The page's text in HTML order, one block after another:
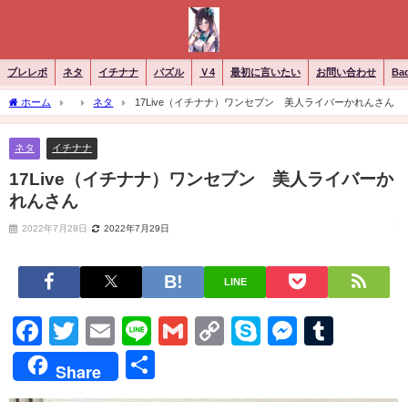
ブレレボ ネタ イチナナ パズル Ｖ4 最初に言いたい お問い合わせ
ホーム ネタ 17Live（イチナナ）ワンセブン 美人ライバーかれんさん
ネタ イチナナ
17Live（イチナナ）ワンセブン 美人ライバーか
れんさん
2022年7月28日 2022年7月29日
LINE
Facebook
Twitter
EmailLineGmailCopySkype
Share
有